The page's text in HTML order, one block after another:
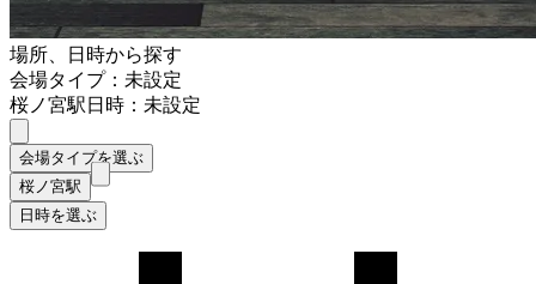
場所、日時から探す
会場タイプ：未設定
桜ノ宮駅日時：未設定
会場タイプを選ぶ
桜ノ宮駅
日時を選ぶ